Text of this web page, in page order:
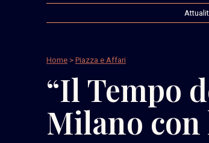
Home > Piazza e Affari
“Il Tempo
Milano con